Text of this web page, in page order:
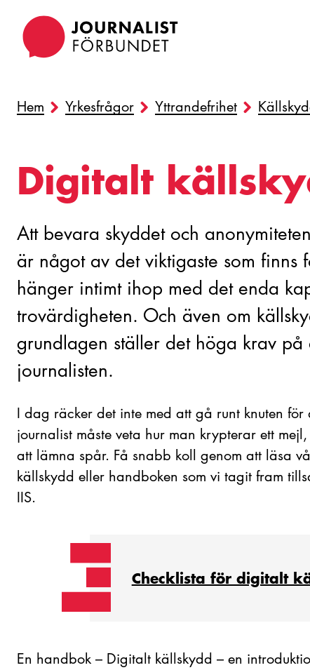
huvudinnehåll
Hem Yrkesfrågor Yttrandefrihet
Digitalt
Att bevara skyddet och
är något av det viktigaste som finns
hänger intimt ihop med det enda
trovärdigheten. Och även om
grundlagen ställer det höga krav på
journalisten.
I dag räcker det inte med att gå runt knuten
journalist måste veta hur man krypterar ett
att lämna spår. Få snabb koll genom att läsa
källskydd eller handboken som vi tagit fram
IIS.
Checklista för digitalt
En handbok – Digitalt källskydd – en